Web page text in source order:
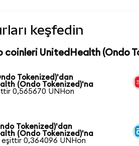
keşfedin
coinleri UnitedHealth (Ondo
Tokenized)'dan
(Ondo Tokenized)'na
0,565670 UNHon
Tokenized)'dan
(Ondo Tokenized)'na
eşittir 0,364096 UNHon